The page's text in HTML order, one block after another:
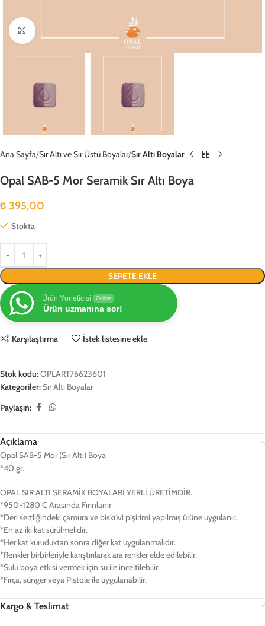
Büyütmek için tıklayın
Ana Sayfa Sır Altı ve Sır Üstü Boyalar Sır Altı Boyalar
Opal SAB-5 Mor Seramik Sır Altı Boya
₺ 395,00
Stokta
SEPETE EKLE
Ürün Yöneticisi Online
Ürün uzmanına sor!
Karşılaştırma İstek listesine ekle
Stok kodu:OPLART76623601
Kategoriler:Sır Altı Boyalar
Paylaşın:
Açıklama
Opal SAB-5 Mor (Sır Altı) Boya
*40 gr.
OPAL SIR ALTI SERAMİK BOYALARI YERLİ ÜRETİMDİR.
*950-1280 C Arasında Fırınlanır
*Deri sertliğindeki çamura ve bisküvi pişirimi yapılmış ürüne uygulanır.
*En az iki kat sürülmelidir.
*Her kat kuruduktan sonra diğer kat uygulanmalıdır.
*Renkler birbirleriyle karıştırılarak ara renkler elde edilebilir.
*Sulu boya etkisi vermek için su ile inceltilebilir.
*Fırça, sünger veya Pistole ile uygulanabilir.
Kargo & Teslimat